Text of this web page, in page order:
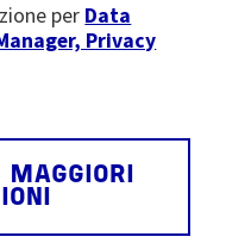
per Data
Privacy